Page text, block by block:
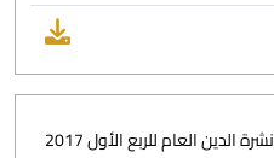
نشرة الدين العام للربع الأول 2017